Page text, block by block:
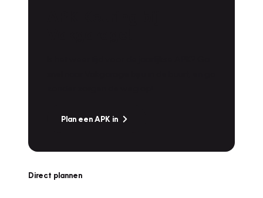
Plan een APK in
Direct plannen